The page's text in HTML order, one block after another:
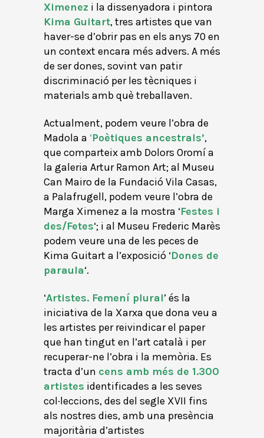
Ximenez i la dissenyadora i pintora
Kima Guitart, tres artistes que van
haver-se d’obrir pas en els anys 70 en
un context encara més advers. A més
de ser dones, sovint van patir
discriminació per les tècniques i
materials amb què treballaven.
Actualment, podem veure l’obra de
Madola a ‘Poètiques ancestrals’,
que comparteix amb Dolors Oromí a
la galeria Artur Ramon Art; al Museu
Can Mairo de la Fundació Vila Casas,
a Palafrugell, podem veure l’obra de
Marga Ximenez a la mostra ‘Festes i
des/Fetes‘; i al Museu Frederic Marès
podem veure una de les peces de
Kima Guitart a l’exposició ‘Dones de
paraula‘.
‘Artistes. Femení plural’ és la
iniciativa de la Xarxa que dona veu a
les artistes per reivindicar el paper
que han tingut en l’art català i per
recuperar-ne l’obra i la memòria. Es
tracta d’un cens amb més de 1.300
artistes identificades a les seves
col·leccions, des del segle XVII fins
als nostres dies, amb una presència
majoritària d’artistes